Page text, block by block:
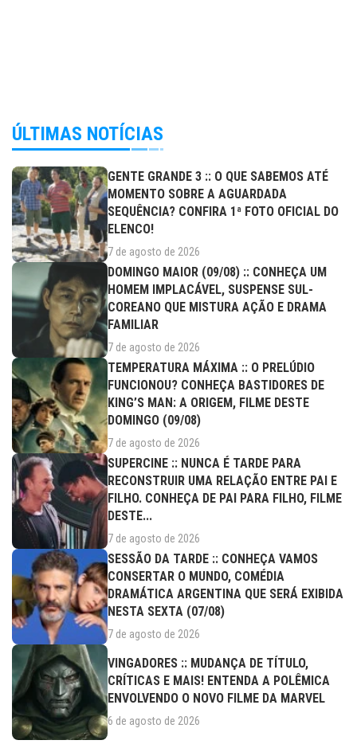
ÚLTIMAS NOTÍCIAS
GENTE GRANDE 3 :: O QUE SABEMOS ATÉ
MOMENTO SOBRE A AGUARDADA
SEQUÊNCIA? CONFIRA 1ª FOTO OFICIAL DO
ELENCO!
7 de agosto de 2026
DOMINGO MAIOR (09/08) :: CONHEÇA UM
HOMEM IMPLACÁVEL, SUSPENSE SUL-
COREANO QUE MISTURA AÇÃO E DRAMA
FAMILIAR
7 de agosto de 2026
TEMPERATURA MÁXIMA :: O PRELÚDIO
FUNCIONOU? CONHEÇA BASTIDORES DE
KING’S MAN: A ORIGEM, FILME DESTE
DOMINGO (09/08)
7 de agosto de 2026
SUPERCINE :: NUNCA É TARDE PARA
RECONSTRUIR UMA RELAÇÃO ENTRE PAI E
FILHO. CONHEÇA DE PAI PARA FILHO, FILME
DESTE...
7 de agosto de 2026
SESSÃO DA TARDE :: CONHEÇA VAMOS
CONSERTAR O MUNDO, COMÉDIA
DRAMÁTICA ARGENTINA QUE SERÁ EXIBIDA
NESTA SEXTA (07/08)
7 de agosto de 2026
VINGADORES :: MUDANÇA DE TÍTULO,
CRÍTICAS E MAIS! ENTENDA A POLÊMICA
ENVOLVENDO O NOVO FILME DA MARVEL
6 de agosto de 2026